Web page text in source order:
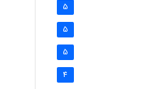
5
5
5
4